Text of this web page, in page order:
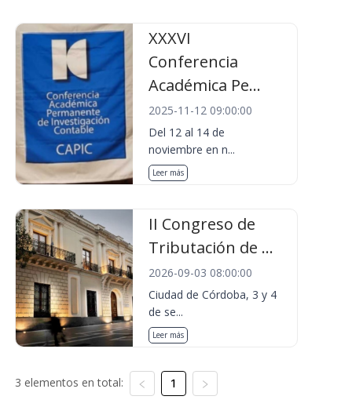
XXXVI
Conferencia
Académica Pe...
2025-11-12 09:00:00
Del 12 al 14 de
noviembre en n...
Leer más
II Congreso de
Tributación de ...
2026-09-03 08:00:00
Ciudad de Córdoba, 3 y 4
de se...
Leer más
3 elementos en total: 1